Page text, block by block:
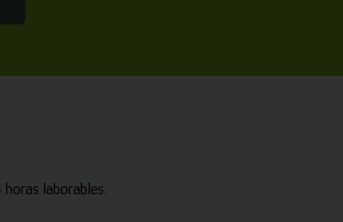
laborables.